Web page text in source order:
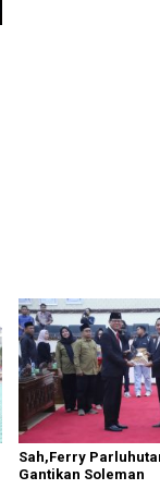
Sah,Ferry
Gantikan Soleman